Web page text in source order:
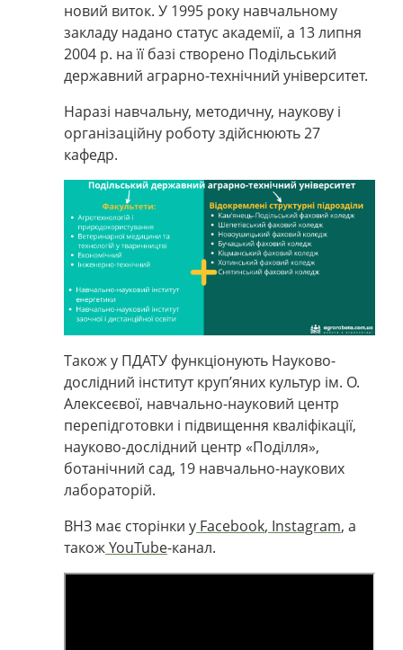
новий виток. У 1995 року навчальному
закладу надано статус академії, а 13 липня
2004 р. на її базі створено Подільський
державний аграрно-технічний університет.
Наразі навчальну, методичну, наукову і
організаційну роботу здійснюють 27
кафедр.
Також у ПДАТУ функціонують Науково-
дослідний інститут круп’яних культур ім. О.
Алексеєвої, навчально-науковий центр
перепідготовки і підвищення кваліфікації,
науково-дослідний центр «Поділля»,
ботанічний сад, 19 навчально-наукових
лабораторій.
ВНЗ має сторінки у Facebook, Instagram, а
такожYouTube-канал.